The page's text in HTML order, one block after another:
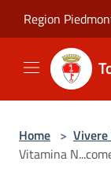
Region
Home >
Vitamina